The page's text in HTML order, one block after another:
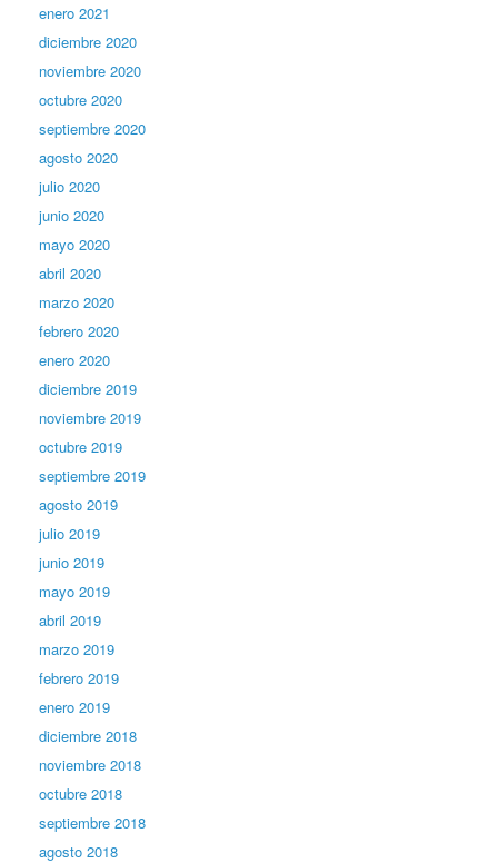
enero 2021
diciembre 2020
noviembre 2020
octubre 2020
septiembre 2020
agosto 2020
julio 2020
junio 2020
mayo 2020
abril 2020
marzo 2020
febrero 2020
enero 2020
diciembre 2019
noviembre 2019
octubre 2019
septiembre 2019
agosto 2019
julio 2019
junio 2019
mayo 2019
abril 2019
marzo 2019
febrero 2019
enero 2019
diciembre 2018
noviembre 2018
octubre 2018
septiembre 2018
agosto 2018